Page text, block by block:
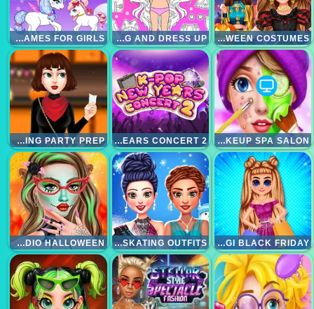
CELEBRITY HALLOWEEN COSTUMES
CHIBI DOLL COLORING AND DRESS UP
CHIBI UNICORN GAMES FOR GIRLS
ASMR MAKEUP SPA SALON
K-POP NEW YEARS CONCERT 2
THANKSGIVING PARTY PREP
SHOPPINGI BLACK FRIDAY
PRINCESS WINTER ICE SKATING OUTFITS
MAKEUP STUDIO HALLOWEEN